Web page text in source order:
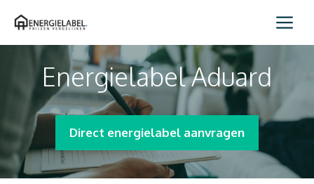
naar
Energielabel Aduard
Direct energielabel aanvragen